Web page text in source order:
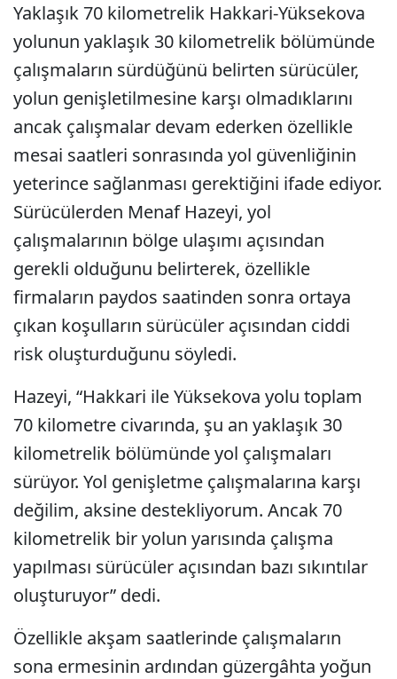
Yaklaşık 70 kilometrelik Hakkari-Yüksekova
yolunun yaklaşık 30 kilometrelik bölümünde
çalışmaların sürdüğünü belirten sürücüler,
yolun genişletilmesine karşı olmadıklarını
ancak çalışmalar devam ederken özellikle
mesai saatleri sonrasında yol güvenliğinin
yeterince sağlanması gerektiğini ifade ediyor.
Sürücülerden Menaf Hazeyi, yol
çalışmalarının bölge ulaşımı açısından
gerekli olduğunu belirterek, özellikle
firmaların paydos saatinden sonra ortaya
çıkan koşulların sürücüler açısından ciddi
risk oluşturduğunu söyledi.
Hazeyi, “Hakkari ile Yüksekova yolu toplam
70 kilometre civarında, şu an yaklaşık 30
kilometrelik bölümünde yol çalışmaları
sürüyor. Yol genişletme çalışmalarına karşı
değilim, aksine destekliyorum. Ancak 70
kilometrelik bir yolun yarısında çalışma
yapılması sürücüler açısından bazı sıkıntılar
oluşturuyor” dedi.
Özellikle akşam saatlerinde çalışmaların
sona ermesinin ardından güzergâhta yoğun